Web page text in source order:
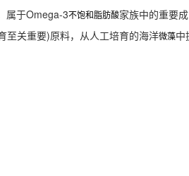
属于Omega-3不饱和脂肪酸家族中的重要
至关重要)原料，从人工培育的海洋微藻中